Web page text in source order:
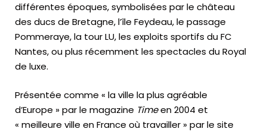
différentes époques, symbolisées par le château
des ducs de Bretagne, l’île Feydeau, le passage
Pommeraye, la tour LU, les exploits sportifs du FC
Nantes, ou plus récemment les spectacles du Royal
de luxe.
Présentée comme « la ville la plus agréable
d’Europe » par le magazine Timeen 2004 et
« meilleure ville en France où travailler » par le site